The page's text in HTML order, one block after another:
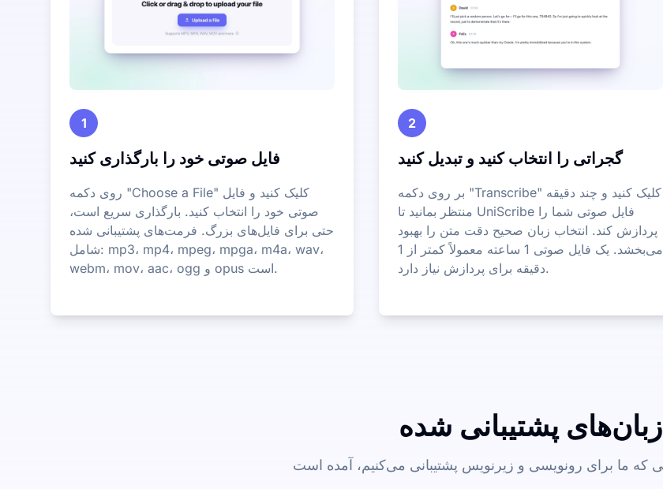
1
فایل صوتی خود را بارگذاری کنید
روی دکمه "Choose a File" کلیک کنید و فایل
صوتی خود را انتخاب کنید. بارگذاری سریع است،
حتی برای فایل‌های بزرگ. فرمت‌های پشتیبانی شده
شامل: mp3، mp4، mpeg، mpga، m4a، wav،
webm، mov، aac، ogg و opus است.
2
گجراتی را انتخاب کنید و تبدیل کنید
بر روی دکمه "Transcribe" کلیک کنید و چند دقیقه
منتظر بمانید تا UniScribe فایل صوتی شما را
پردازش کند. انتخاب زبان صحیح دقت متن را بهبود
می‌بخشد. یک فایل صوتی 1 ساعته معمولاً کمتر از 1
دقیقه برای پردازش نیاز دارد.
زبان‌های پشتیبانی شده